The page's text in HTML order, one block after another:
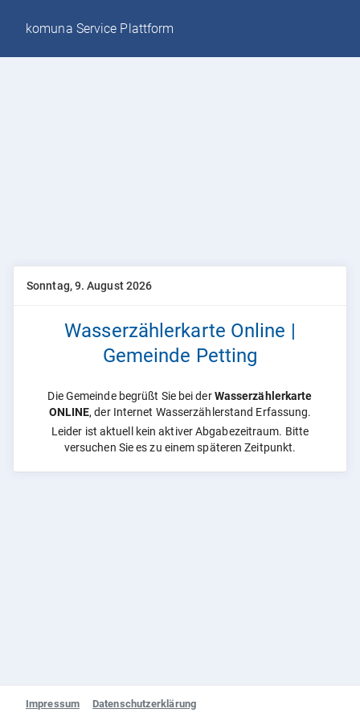
komuna Service Plattform
Sonntag, 9. August 2026
Wasserzählerkarte Online |
Gemeinde Petting
Die Gemeinde begrüßt Sie bei derWasserzählerkarte
ONLINE, der Internet Wasserzählerstand Erfassung.
Leider ist aktuell kein aktiver Abgabezeitraum. Bitte
versuchen Sie es zu einem späteren Zeitpunkt.
Impressum Datenschutzerklärung